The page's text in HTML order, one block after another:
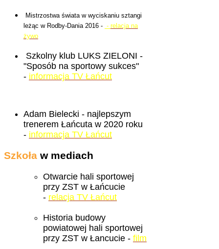
Mistrzostwa świata w wyciskaniu sztangi
leżąc w Rodby-Dania 2016 - - relacja na
żywo
Szkolny klub LUKS ZIELONI -
"Sposób na sportowy sukces"
- informacja TV Łańcut
Adam Bielecki - najlepszym
trenerem Łańcuta w 2020 roku
- informacja TV Łańcut
Szkoła w mediach
Otwarcie hali sportowej
przy ZST w Łańcucie
- relacja TV Łańcut
Historia budowy
powiatowej hali sportowej
przy ZST w Łancucie - film